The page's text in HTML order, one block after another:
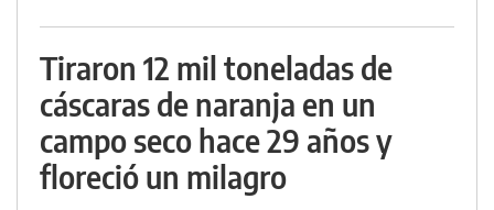
Tiraron 12 mil toneladas de
cáscaras de naranja en un
campo seco hace 29 años y
floreció un milagro